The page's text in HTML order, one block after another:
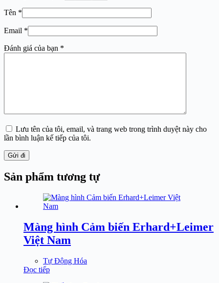
Tên *
Email *
Đánh giá của bạn *
Lưu tên của tôi, email, và trang web trong trình duyệt này cho
lần bình luận kế tiếp của tôi.
Gửi đi
Sản phẩm tương tự
Màng hình Cảm biến Erhard+Leimer
Việt Nam
Tự Động Hóa
Đọc tiếp